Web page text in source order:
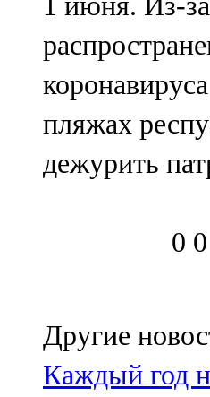
пляжах
дежурить
0 0
Другие
Каждый год